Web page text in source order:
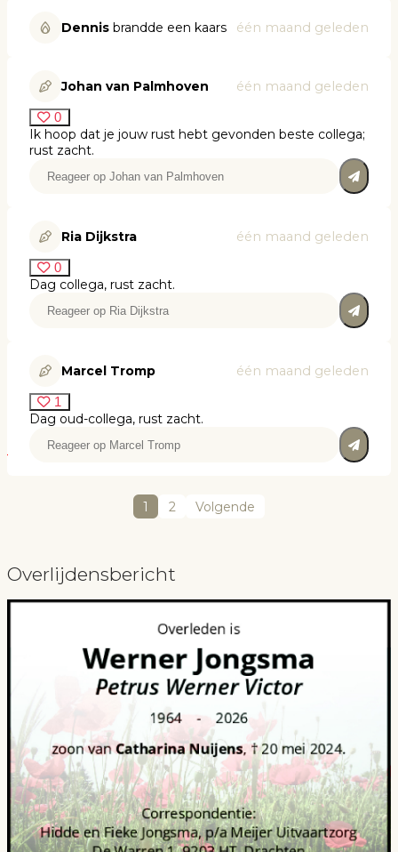
Dennis brandde een kaars één maand geleden
Johan van Palmhoven één maand geleden
0
Ik hoop dat je jouw rust hebt gevonden beste collega;
rust zacht.
Ria Dijkstra één maand geleden
0
Dag collega, rust zacht.
Marcel Tromp één maand geleden
1
Dag oud-collega, rust zacht.
1 2 Volgende
Overlijdensbericht